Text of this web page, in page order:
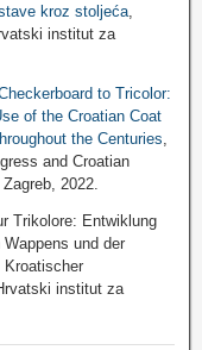
kroz stoljeća,
institut za
to Tricolor:
of the Croatian Coat
the Centuries,
and Croatian
2022.
Trikolore: Entwiklung
und der
Kroatischer
institut za